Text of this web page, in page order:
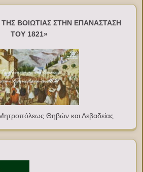
ΒΟΙΩΤΙΑΣ ΣΤΗΝ ΕΠΑΝΑΣΤΑΣΗ
ΤΟΥ 1821»
Μητροπόλεως Θηβών και Λεβαδείας